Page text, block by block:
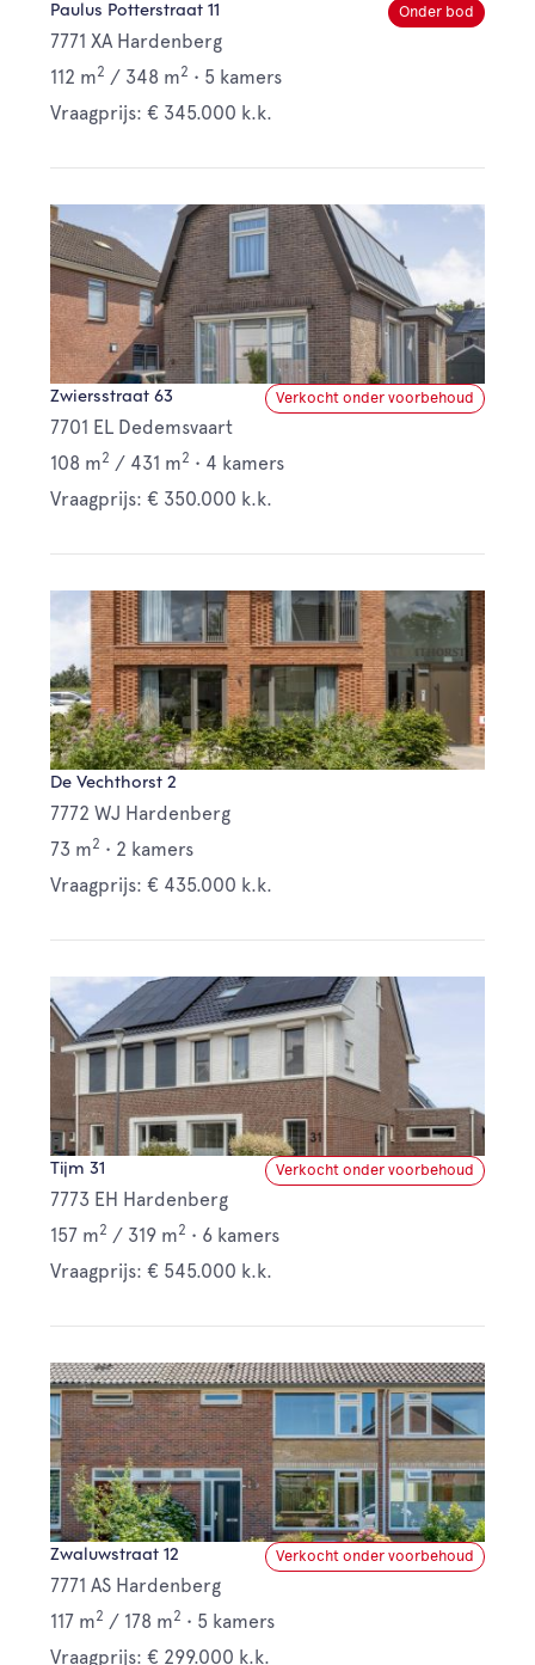
Onder bod
Paulus Potterstraat 11
7771 XA Hardenberg
112 m2 / 348 m2 • 5 kamers
Vraagprijs: € 345.000 k.k.
Verkocht onder voorbehoud
Zwiersstraat 63
7701 EL Dedemsvaart
108 m2 / 431 m2 • 4 kamers
Vraagprijs: € 350.000 k.k.
De Vechthorst 2
7772 WJ Hardenberg
73 m2 • 2 kamers
Vraagprijs: € 435.000 k.k.
Verkocht onder voorbehoud
Tijm 31
7773 EH Hardenberg
157 m2 / 319 m2 • 6 kamers
Vraagprijs: € 545.000 k.k.
Verkocht onder voorbehoud
Zwaluwstraat 12
7771 AS Hardenberg
117 m2 / 178 m2 • 5 kamers
Vraagprijs: € 299.000 k.k.